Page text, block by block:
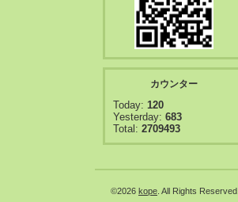
カウンター
Today: 120
Yesterday: 683
Total: 2709493
©2026 kope . All Rights Reserved.